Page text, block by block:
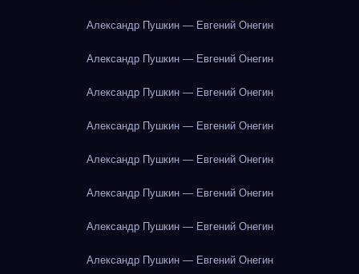
Александр Пушкин — Евгений Онегин
Александр Пушкин — Евгений Онегин
Александр Пушкин — Евгений Онегин
Александр Пушкин — Евгений Онегин
Александр Пушкин — Евгений Онегин
Александр Пушкин — Евгений Онегин
Александр Пушкин — Евгений Онегин
Александр Пушкин — Евгений Онегин